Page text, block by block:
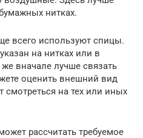
нитках.
всего используют спицы.
на нитках или в
вначале лучше связать
оценить внешний вид
смотреться на тех или иных
рассчитать требуемое